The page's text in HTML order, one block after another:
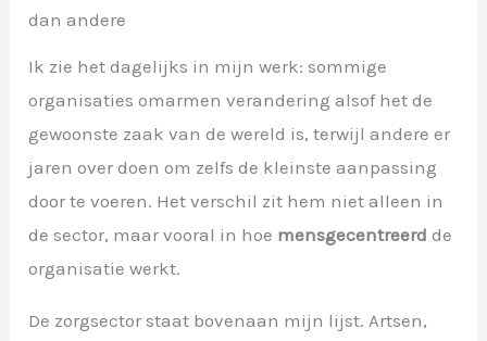
dan andere
Ik zie het dagelijks in mijn werk: sommige
organisaties omarmen verandering alsof het de
gewoonste zaak van de wereld is, terwijl andere er
jaren over doen om zelfs de kleinste aanpassing
door te voeren. Het verschil zit hem niet alleen in
de sector, maar vooral in hoe mensgecentreerd de
organisatie werkt.
De zorgsector staat bovenaan mijn lijst. Artsen,